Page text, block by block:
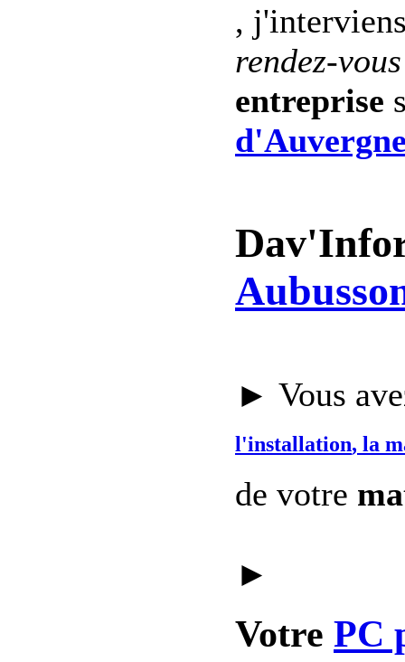
,
rendez-
entreprise
► Vous
l'installation, la
de votre
►
Votre PC